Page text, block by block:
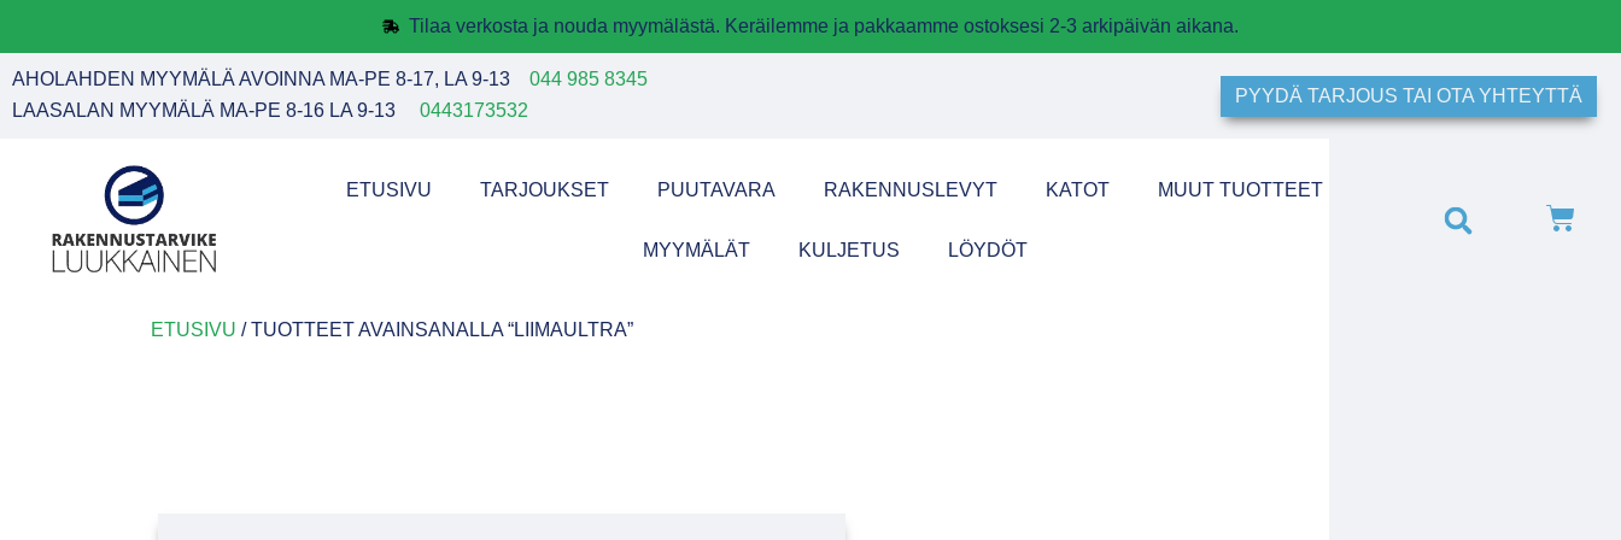
Tilaa verkosta ja nouda myymälästä. Keräilemme ja pakkaamme ostoksesi 2-3 arkipäivän aikana.
AHOLAHDEN MYYMÄLÄ AVOINNA MA-PE 8-17, LA 9-13 044 985 8345
LAASALAN MYYMÄLÄ MA-PE 8-16 LA 9-13
0443173532
PYYDÄ TARJOUS TAI OTA YHTEYTTÄ
ETUSIVU TARJOUKSET PUUTAVARA RAKENNUSLEVYT KATOT MUUT TUOTTEET
MYYMÄLÄT KULJETUS LÖYDÖT
ETUSIVU / TUOTTEET AVAINSANALLA “LIIMAULTRA”